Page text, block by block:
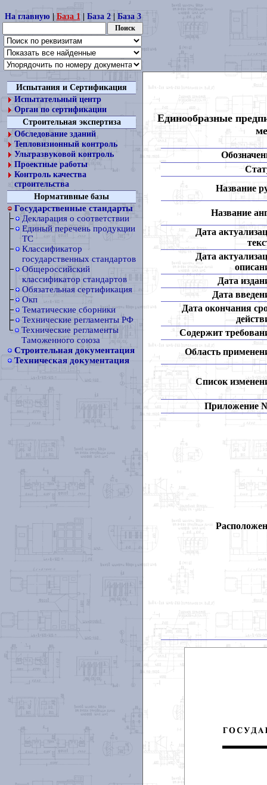
На главную| База 1| База 2| База 3
Испытания и Сертификация
Испытательный центр
Орган по сертификации
Строительная экспертиза
Обследование зданий
Тепловизионный контроль
Ультразвуковой контроль
Проектные работы
Контроль качества
строительства
Нормативные базы
Государственные стандарты
Декларация о соответствии
Единый перечень продукции
ТС
Классификатор
государственных стандартов
Общероссийский
классификатор стандартов
Обязательная сертификация
Окп
Тематические сборники
Технические регламенты РФ
Технические регламенты
Таможенного союза
Строительная документация
Техническая документация
Единообразные
Название
Название
Дата
Дата
Дата
Дата
Дата окончания
Содержит
Область
Список
Приложение